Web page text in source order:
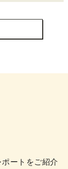
ートをご紹介